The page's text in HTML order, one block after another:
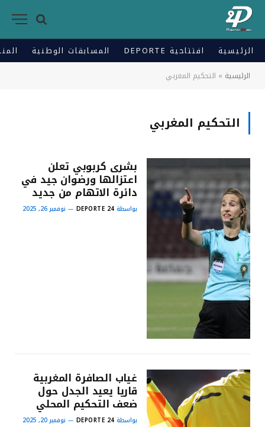
الرئيسية افتتاحية DEPORTE المسابقات الوطنية
الرئيسية » التحكيم المغربي
التحكيم المغربي
بشرى كربوبي تعلن
اعتزالها ورضوان جيد في
دائرة الاتهام من جديد
بواسطة DEPORTE 24 نوفمبر 26, 2025
غياب الصافرة المغربية
قاريا يعيد الجدل حول
ضعف التحكيم المحلي
بواسطة DEPORTE 24 نوفمبر 20, 2025